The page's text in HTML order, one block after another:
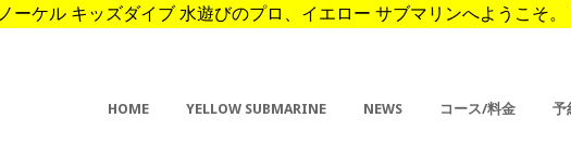
ーケル キッズダイブ 水遊びのプロ、イエロー サブマリンへようこそ
HOME YELLOW SUBMARINE NEWS コース/料金 予